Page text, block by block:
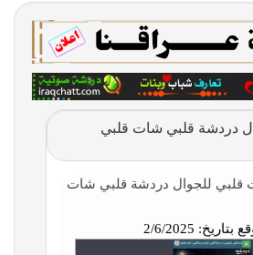
دردشة قلبي شات قلبي
قلبي للجوال دردشة قلبي شات
بتاريخ: